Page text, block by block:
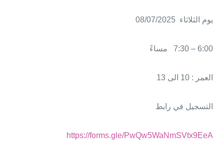
يوم الثلاثاء 08/07/2025
6:00 – 7:30 مساءً
العمر : 10 الى 13
التسجيل في رابط
https://forms.gle/PwQw5WaNmSVtx9EeA